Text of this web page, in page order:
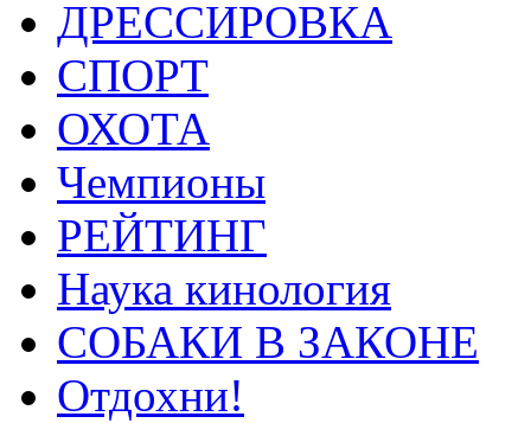
ДРЕССИРОВКА
СПОРТ
ОХОТА
Чемпионы
РЕЙТИНГ
Наука кинология
СОБАКИ В ЗАКОНЕ
Отдохни!